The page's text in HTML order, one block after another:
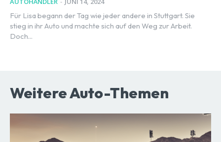
Für Lisa begann der Tag wie jeder andere in Stuttgart. Sie
stieg in ihr Auto und machte sich auf den Weg zur Arbeit.
Doch...
Weitere Auto-Themen